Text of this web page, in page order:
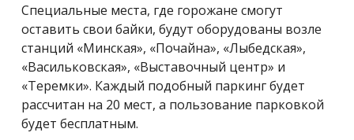
Специальные места, где горожане смогут
оставить свои байки, будут оборудованы возле
станций «Минская», «Почайна», «Лыбедская»,
«Васильковская», «Выставочный центр» и
«Теремки». Каждый подобный паркинг будет
рассчитан на 20 мест, а пользование парковкой
будет бесплатным.